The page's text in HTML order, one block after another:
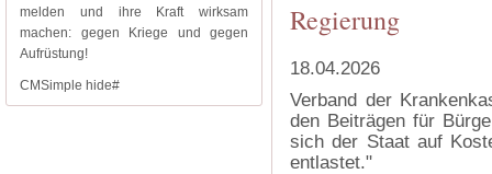
melden und ihre Kraft wirksam
machen: gegen Kriege und gegen
Aufrüstung!
CMSimple hide#
Regierung
18.04.2026
Verband der
den Beiträgen für
sich der Staat auf
entlastet."